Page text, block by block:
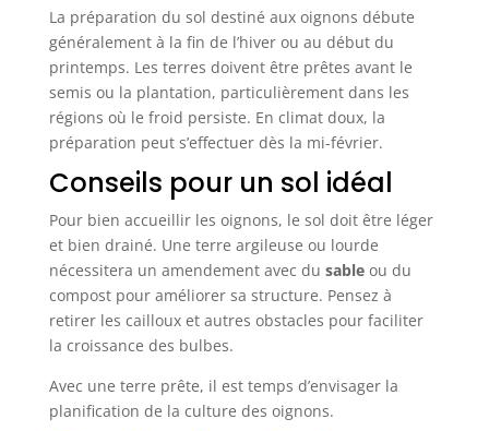
La préparation du sol destiné aux oignons débute
généralement à la fin de l’hiver ou au début du
printemps. Les terres doivent être prêtes avant le
semis ou la plantation, particulièrement dans les
régions où le froid persiste. En climat doux, la
préparation peut s’effectuer dès la mi-février.
Conseils pour un sol idéal
Pour bien accueillir les oignons, le sol doit être léger
et bien drainé. Une terre argileuse ou lourde
nécessitera un amendement avec du sableou du
compost pour améliorer sa structure. Pensez à
retirer les cailloux et autres obstacles pour faciliter
la croissance des bulbes.
Avec une terre prête, il est temps d’envisager la
planification de la culture des oignons.